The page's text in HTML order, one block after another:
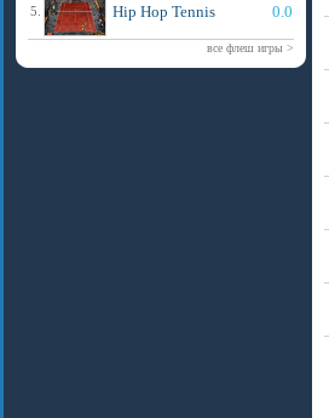
5. Hip Hop Tennis 0.0
все флеш игры >